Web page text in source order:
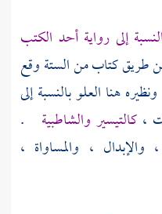
إلى رواية أحد الكتب
طريق كتاب من الستة وقع
هنا العلو بالنسبة إلى
،كالتيسير والشاطبية
.
، والمساواة ،